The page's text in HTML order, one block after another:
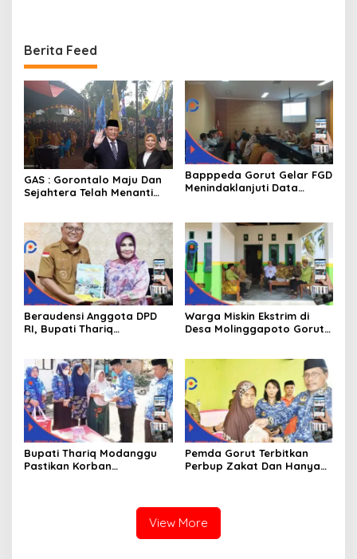
Berita Feed
GAS : Gorontalo Maju Dan
Sejahtera Telah Menanti
Bapppeda Gorut Gelar FGD
Menindaklanjuti Data
Beraudensi Anggota DPD
RI, Bupati Thariq
Warga Miskin Ekstrim di
Desa Molinggapoto Gorut
Bupati Thariq Modanggu
Pastikan Korban
Pemda Gorut Terbitkan
Perbup Zakat Dan Hanya
View More